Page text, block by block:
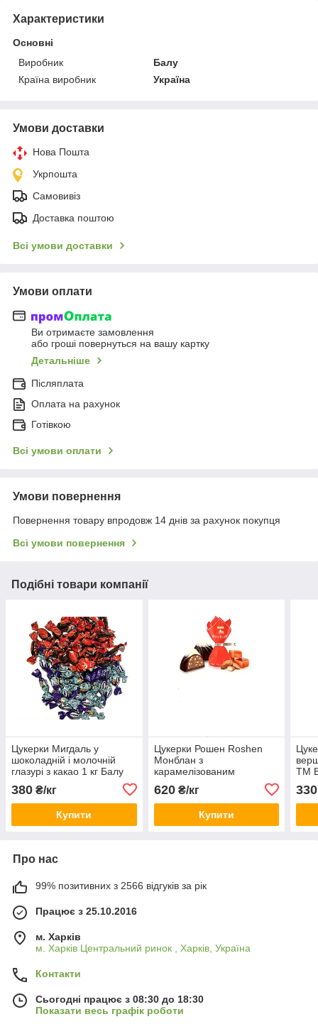
Характеристики
Основні
Виробник
Балу
Країна виробник
Україна
Умови доставки
Нова Пошта
Укрпошта
Самовивіз
Доставка поштою
Всі умови доставки
Умови оплати
Ви отримаєте замовлення
або гроші повернуться на вашу картку
Детальніше
Післяплата
Оплата на рахунок
Готівкою
Всі умови оплати
Умови повернення
Повернення товару впродовж 14 днів за рахунок покупця
Всі умови повернення
Подібні товари компанії
Цукерки Мигдаль у
шоколадній і молочній
глазурі з какао 1 кг Балу
380 ₴/кг
Купити
Цукерки Рошен Roshen
Монблан з
карамелізованим
подрібненим мигдалем 1кг
620₴/кг
Купити
ТМ
330
Про нас
99% позитивних з 2566 відгуків за рік
Працює з 25.10.2016
м. Харків
м. Харків Центральний ринок , Харків, Україна
Контакти
Сьогодні працює з 08:30 до 18:30
Показати весь графік роботи